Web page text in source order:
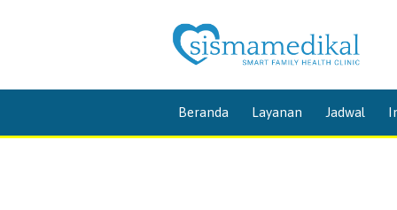
Beranda Layanan Jadwal